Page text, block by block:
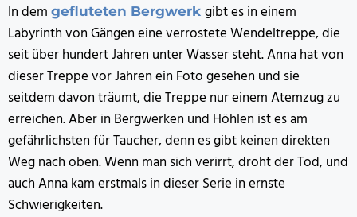
In dem gefluteten Bergwerk gibt es in einem
Labyrinth von Gängen eine verrostete Wendeltreppe, die
seit über hundert Jahren unter Wasser steht. Anna hat von
dieser Treppe vor Jahren ein Foto gesehen und sie
seitdem davon träumt, die Treppe nur einem Atemzug zu
erreichen. Aber in Bergwerken und Höhlen ist es am
gefährlichsten für Taucher, denn es gibt keinen direkten
Weg nach oben. Wenn man sich verirrt, droht der Tod, und
auch Anna kam erstmals in dieser Serie in ernste
Schwierigkeiten.